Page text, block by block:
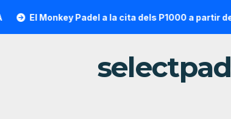
El Monkey Padel a la cita dels P1000 a partir de